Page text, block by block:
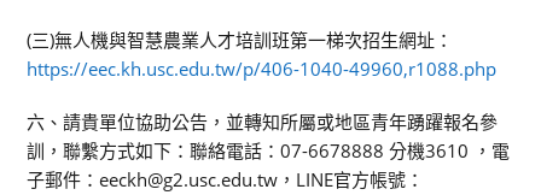
(三)無人機與智慧農業人才培訓班第一梯次招生網址：
https://eec.kh.usc.edu.tw/p/406-1040-49960,r1088.php
六、請貴單位協助公告，並轉知所屬或地區青年踴躍報名參
訓，聯繫方式如下：聯絡電話：07-6678888 分機3610 ，電
子郵件：eeckh@g2.usc.edu.tw，LINE官方帳號：